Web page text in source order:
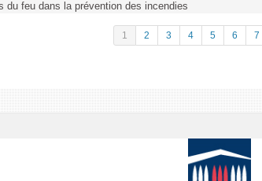
du feu dans la prévention des incendies
1 2 3 4 5 6 7